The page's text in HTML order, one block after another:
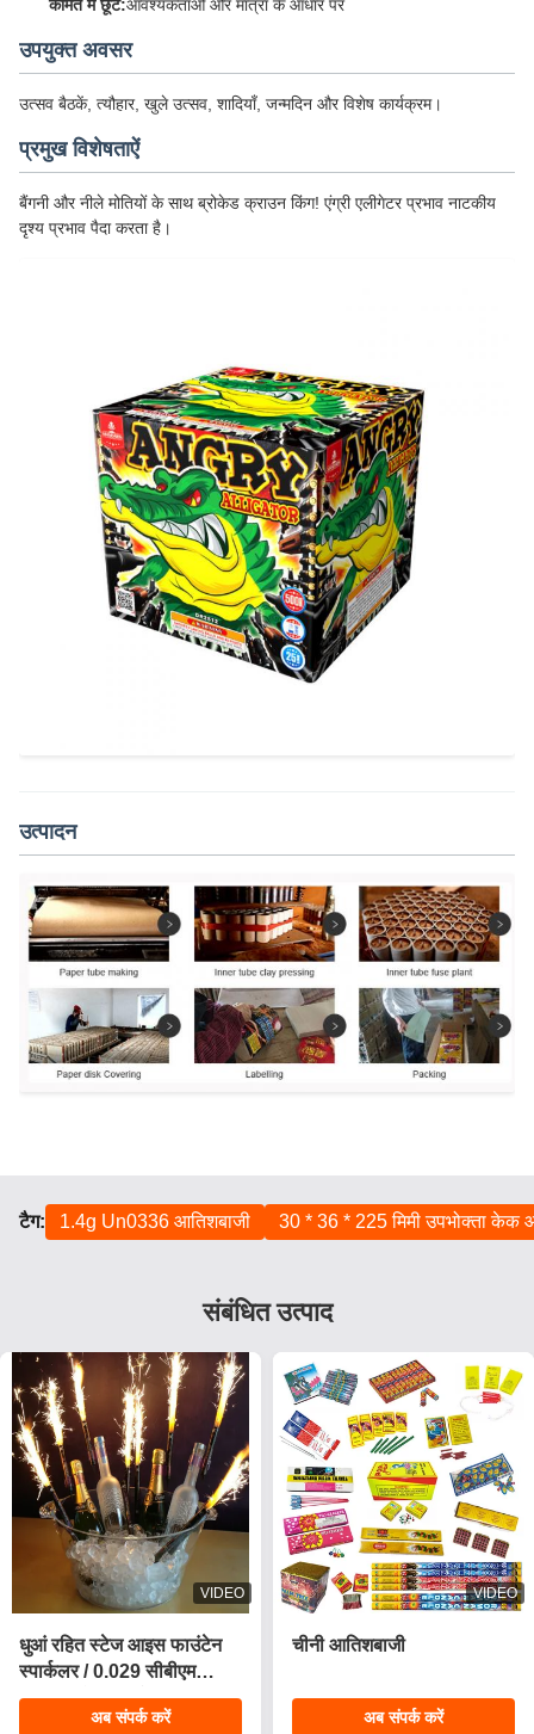
कीमत में छूट:आवश्यकताओं और मात्रा के आधार पर
उपयुक्त अवसर
उत्सव बैठकें, त्यौहार, खुले उत्सव, शादियाँ, जन्मदिन और विशेष कार्यक्रम।
प्रमुख विशेषताऐं
बैंगनी और नीले मोतियों के साथ ब्रोकेड क्राउन किंग! एंग्री एलीगेटर प्रभाव नाटकीय
दृश्य प्रभाव पैदा करता है।
उत्पादन
टैग: 1.4g Un0336 आतिशबाजी 30 * 36 * 225 मिमी उपभोक्ता केक
संबंधित उत्पाद
VIDEO
धुआं रहित स्टेज आइस फाउंटेन
स्पार्कलर / 0.029 सीबीएम
जन्मदिन मोमबत्तियाँ आतिशबाजी
अब संपर्क करें
VIDEO
चीनी आतिशबाजी
अब संपर्क करें